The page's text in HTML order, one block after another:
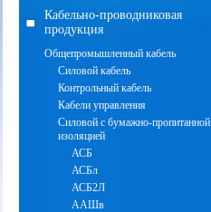
Кабельно-проводниковая
продукция
Общепромышленный кабель
Силовой кабель
Контрольный кабель
Кабели управления
Силовой с бумажно-пропитанной
изоляцией
АСБ
АСБл
АСБ2Л
ААШв